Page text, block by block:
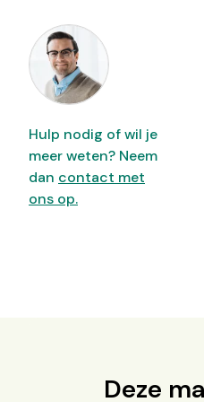
Hulp nodig of wil je
meer weten? Neem
dan contact met
ons op.
Deze